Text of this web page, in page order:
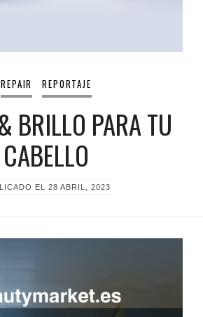
REPAIR REPORTAJE
BRILLO PARA TU
CABELLO
EL 28 ABRIL, 2023